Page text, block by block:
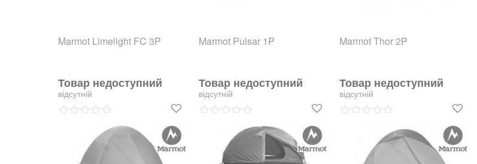
Marmot Limelight FC 3P
Товар недоступний
відсутній
Marmot Pulsar 1P
Товар недоступний
відсутній
Marmot Thor 2P
Товар недоступний
відсутній